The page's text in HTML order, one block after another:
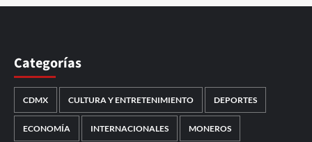
Categorías
CDMX CULTURA Y ENTRETENIMIENTO DEPORTES
ECONOMÍA INTERNACIONALES MONEROS